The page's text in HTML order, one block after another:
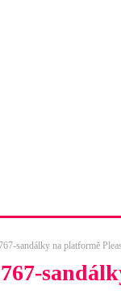
sandálky na platformě